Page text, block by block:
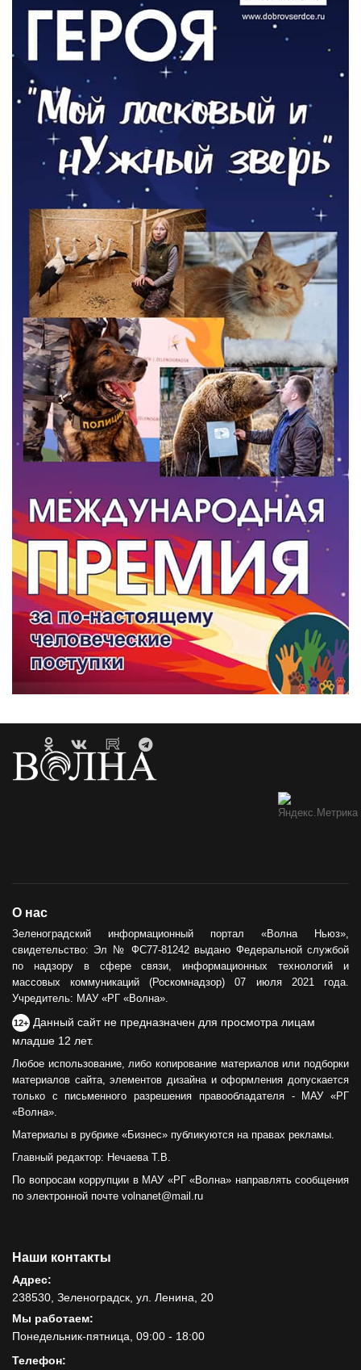
Контракт с новой выплатой
05.08.2026
О нас
Зеленоградский информационный портал «Волна Ньюз»,
свидетельство: Эл № ФС77-81242 выдано Федеральной службой
по надзору в сфере связи, информационных технологий и
массовых коммуникаций (Роскомнадзор) 07 июля 2021 года.
Учредитель: МАУ «РГ «Волна».
12+ Данный сайт не предназначен для просмотра лицам
младше 12 лет.
Любое использование, либо копирование материалов или подборки
материалов сайта, элементов дизайна и оформления допускается
только с письменного разрешения правообладателя - МАУ «РГ
«Волна».
Материалы в рубрике «Бизнес» публикуются на правах рекламы.
Главный редактор: Нечаева Т.В.
По вопросам коррупции в МАУ «РГ «Волна» направлять сообщения
по электронной почте volnanet@mail.ru
Наши контакты
Адрес:
238530, Зеленоградск, ул. Ленина, 20
Мы работаем:
Понедельник-пятница, 09:00 - 18:00
Телефон: